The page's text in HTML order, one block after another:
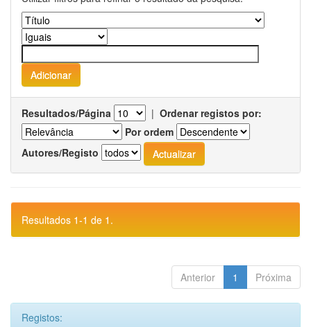
Resultados/Página | Ordenar registos por:
Por ordem
Autores/Registo
Resultados 1-1 de 1.
Anterior 1 Próxima
Registos: